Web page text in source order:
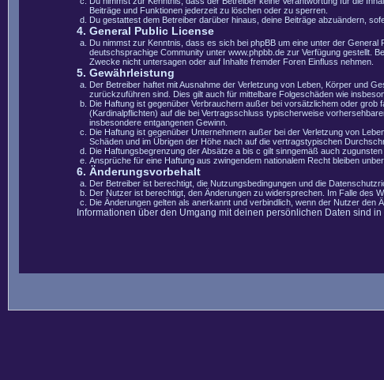
Beiträge und Funktionen jederzeit zu löschen oder zu sperren.
Du gestattest dem Betreiber darüber hinaus, deine Beiträge abzuändern,
4. General Public License
Du nimmst zur Kenntnis, dass es sich bei phpBB um eine unter der
deutschsprachige Community unter www.phpbb.de zur Verfügung gestellt.
Zwecke nicht untersagen oder auf Inhalte fremder Foren Einfluss nehmen.
5. Gewährleistung
Der Betreiber haftet mit Ausnahme der Verletzung von Leben, Körper und
zurückzuführen sind. Dies gilt auch für mittelbare Folgeschäden wie
Die Haftung ist gegenüber Verbrauchern außer bei vorsätzlichem oder
(Kardinalpflichten) auf die bei Vertragsschluss typischerweise
insbesondere entgangenen Gewinn.
Die Haftung ist gegenüber Unternehmern außer bei der Verletzung von
Schäden und im Übrigen der Höhe nach auf die vertragstypischen
Die Haftungsbegrenzung der Absätze a bis c gilt sinngemäß auch
Ansprüche für eine Haftung aus zwingendem nationalem Recht bleiben
6. Änderungsvorbehalt
Der Betreiber ist berechtigt, die Nutzungsbedingungen und die
Der Nutzer ist berechtigt, den Änderungen zu widersprechen. Im Falle des
Die Änderungen gelten als anerkannt und verbindlich, wenn der Nutzer den
Informationen über den Umgang mit deinen persönlichen Daten sind